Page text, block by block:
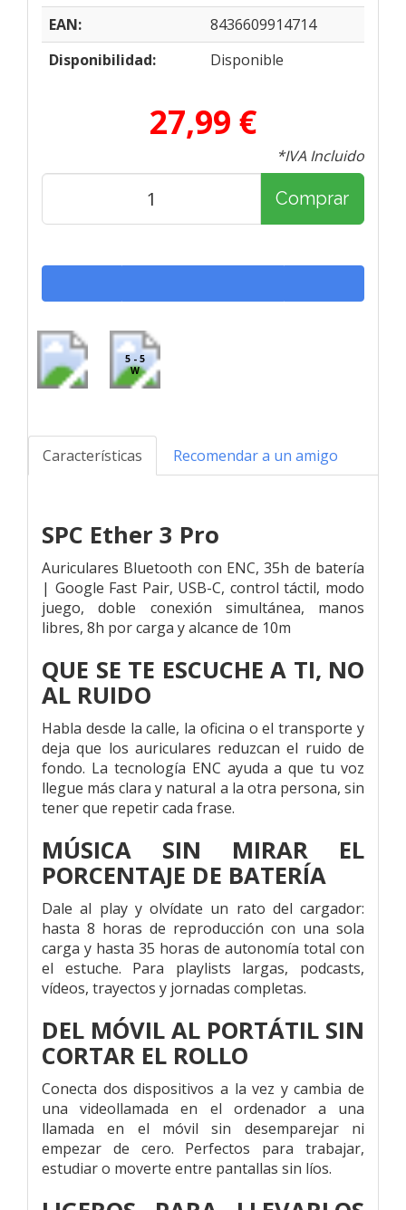
EAN:
8436609914714
Disponibilidad:
Disponible
27,99 €
*IVA Incluido
Comprar
5 - 5
W
Características Recomendar a un amigo
SPC Ether 3 Pro
Auriculares Bluetooth con ENC, 35h de batería
| Google Fast Pair, USB-C, control táctil, modo
juego, doble conexión simultánea, manos
libres, 8h por carga y alcance de 10m
QUE SE TE ESCUCHE A TI, NO
AL RUIDO
Habla desde la calle, la oficina o el transporte y
deja que los auriculares reduzcan el ruido de
fondo. La tecnología ENC ayuda a que tu voz
llegue más clara y natural a la otra persona, sin
tener que repetir cada frase.
MÚSICA SIN MIRAR EL
PORCENTAJE DE BATERÍA
Dale al play y olvídate un rato del cargador:
hasta 8 horas de reproducción con una sola
carga y hasta 35 horas de autonomía total con
el estuche. Para playlists largas, podcasts,
vídeos, trayectos y jornadas completas.
DEL MÓVIL AL PORTÁTIL SIN
CORTAR EL ROLLO
Conecta dos dispositivos a la vez y cambia de
una videollamada en el ordenador a una
llamada en el móvil sin desemparejar ni
empezar de cero. Perfectos para trabajar,
estudiar o moverte entre pantallas sin líos.